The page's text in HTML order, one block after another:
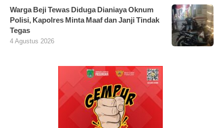
Warga Beji Tewas Diduga Dianiaya Oknum
Polisi, Kapolres Minta Maaf dan Janji Tindak
Tegas
4 Agustus 2026